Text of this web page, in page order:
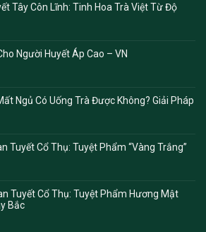
Tây Côn Lĩnh: Tinh Hoa Trà Việt Từ Độ
Người Huyết Áp Cao – VN
Ngủ Có Uống Trà Được Không? Giải Pháp
Tuyết Cổ Thụ: Tuyệt Phẩm “Vàng Trắng”
Tuyết Cổ Thụ: Tuyệt Phẩm Hương Mật
Bắc